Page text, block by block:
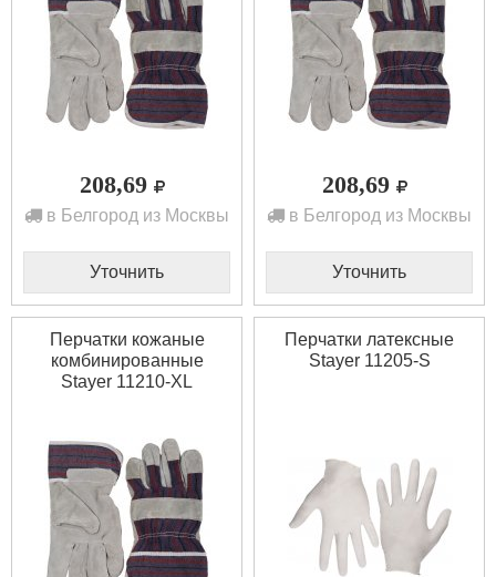
208,69
в Белгород из Москвы
Уточнить
208,69
в Белгород из Москвы
Уточнить
Перчатки кожаные
комбинированные
Stayer 11210-XL
Перчатки латексные
Stayer 11205-S